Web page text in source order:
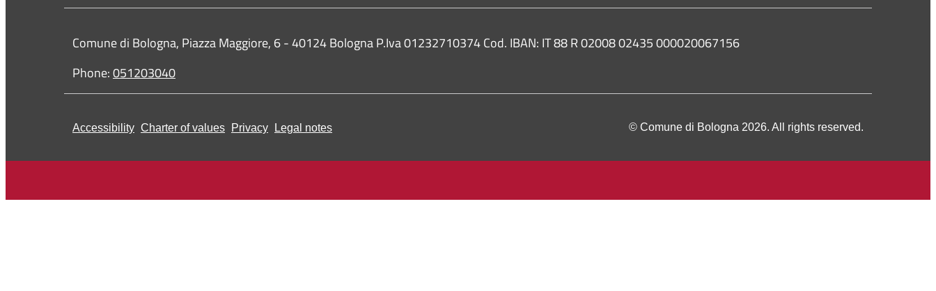
Contacts
Comune di Bologna, Piazza Maggiore, 6 - 40124 Bologna P.Iva 01232710374 Cod. IBAN: IT 88 R 02008 02435 000020067156
Phone:051203040
Accessibility Charter of values Privacy Legal notes © Comune di Bologna 2026. All rights reserved.